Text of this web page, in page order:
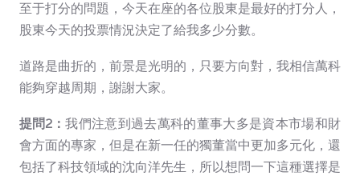
至于打分的問題，今天在座的各位股東是最好的打分人，
股東今天的投票情況決定了給我多少分數。
道路是曲折的，前景是光明的，只要方向對，我相信萬科
能夠穿越周期，謝謝大家。
提問2： 我們注意到過去萬科的董事大多是資本市場和財
會方面的專家，但是在新一任的獨董當中更加多元化，還
包括了科技領域的沈向洋先生，所以想問一下這種選擇是